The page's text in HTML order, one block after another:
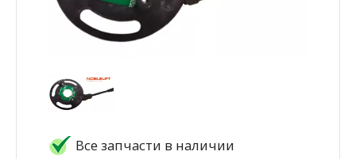
Все запчасти в наличии